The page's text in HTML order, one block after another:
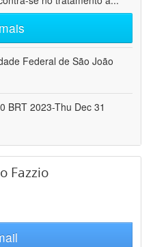
Federal de São João
BRT 2023-Thu Dec 31
Fazzio